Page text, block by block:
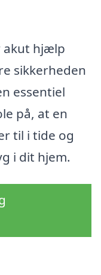
akut hjælp
sikkerheden
essentiel
på, at en
til i tide og
i dit hjem.